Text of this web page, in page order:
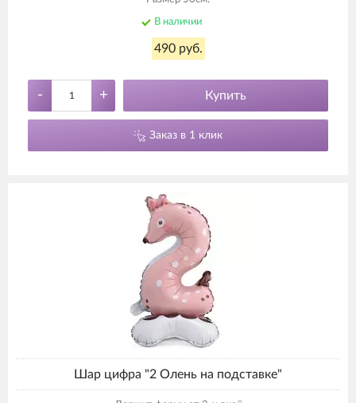
В наличии
490 руб.
- + Купить
Заказ в 1 клик
Шар цифра "2 Олень на подставке"